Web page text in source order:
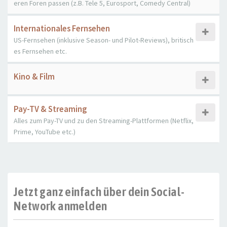
eren Foren passen (z.B. Tele 5, Eurosport, Comedy Central)
Internationales Fernsehen
US-Fernsehen (inklusive Season- und Pilot-Reviews), britisch
es Fernsehen etc.
Kino & Film
Pay-TV & Streaming
Alles zum Pay-TV und zu den Streaming-Plattformen (Netflix,
Prime, YouTube etc.)
Jetzt ganz einfach über dein Social-
Network anmelden